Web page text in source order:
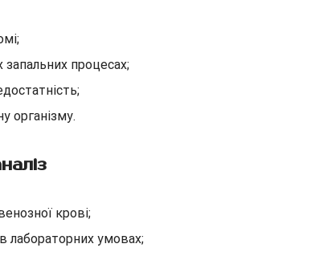
запальних процесах;
організму.
крові;
лабораторних умовах;